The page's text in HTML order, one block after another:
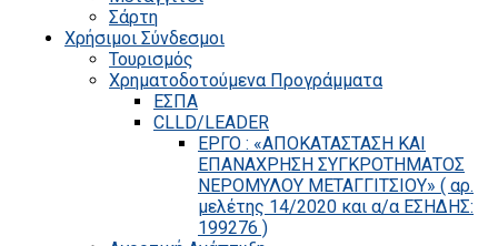
Σάρτη
Χρήσιμοι Σύνδεσμοι
Τουρισμός
Χρηματοδοτούμενα Προγράμματα
ΕΣΠΑ
CLLD/LEADER
ΕΡΓΟ : «ΑΠΟΚΑΤΑΣΤΑΣΗ ΚΑΙ
ΕΠΑΝΑΧΡΗΣΗ ΣΥΓΚΡΟΤΗΜΑΤΟΣ
ΝΕΡΟΜΥΛΟΥ ΜΕΤΑΓΓΙΤΣΙΟΥ» ( αρ.
μελέτης 14/2020 και α/α ΕΣΗΔΗΣ:
199276 )